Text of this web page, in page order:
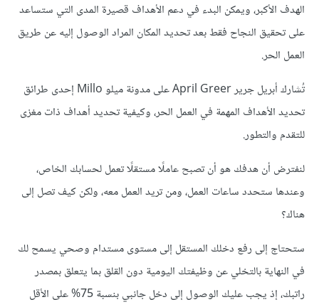
الهدف الأكبر، ويمكن البدء في دعم الأهداف قصيرة المدى التي ستساعد
على تحقيق النجاح فقط بعد تحديد المكان المراد الوصول إليه عن طريق
العمل الحر.
تُشارك أبريل جرير April Greer على مدونة ميلو Millo إحدى طرائق
تحديد الأهداف المهمة في العمل الحر، وكيفية تحديد أهداف ذات مغزى
للتقدم والتطور.
لنفترض أن هدفك هو أن تصبح عاملًا مستقلًا تعمل لحسابك الخاص،
وعندها ستحدد ساعات العمل، ومن تريد العمل معه، ولكن كيف تصل إلى
هناك؟
ستحتاج إلى رفع دخلك المستقل إلى مستوى مستدام وصحي يسمح لك
في النهاية بالتخلي عن وظيفتك اليومية دون القلق بما يتعلق بمصدر
راتبك، إذ يجب عليك الوصول إلى دخل جانبي بنسبة 75% على الأقل